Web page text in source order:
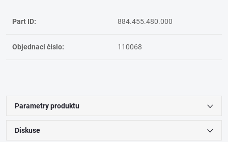
Part ID: 884.455.480.000
Objednací číslo: 110068
Parametry produktu
Diskuse